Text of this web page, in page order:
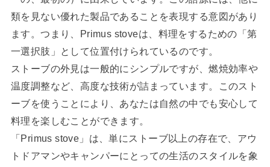
類を見ない優れた製品であることを表現する意図があり
ます。つまり、Primus stoveは、料理をするための「第
一選択肢」として位置付けられているのです。
ストーブの外見は一般的にシンプルですが、燃焼効率や
温度調整など、高度な技術が詰まっています。このスト
ーブを使うことにより、あなたは自然の中でも安心して
料理を楽しむことができます。
「Primus stove」は、単にストーブ以上の存在で、アウ
トドアマンやキャンパーにとっての生活のスタイルを象